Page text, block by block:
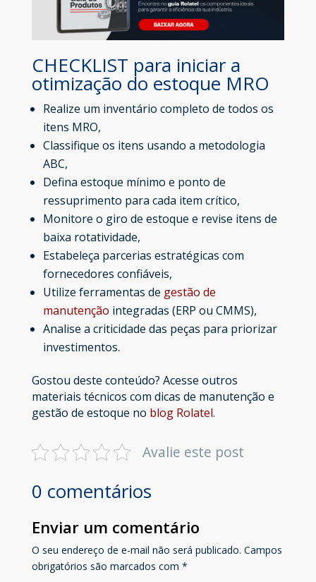
CHECKLIST para iniciar a
otimização do estoque MRO
Realize um inventário completo de todos os
itens MRO,
Classifique os itens usando a metodologia
ABC,
Defina estoque mínimo e ponto de
ressuprimento para cada item crítico,
Monitore o giro de estoque e revise itens de
baixa rotatividade,
Estabeleça parcerias estratégicas com
fornecedores confiáveis,
Utilize ferramentas de gestão de
manutenção integradas (ERP ou CMMS),
Analise a criticidade das peças para priorizar
investimentos.
Gostou deste conteúdo? Acesse outros
materiais técnicos com dicas de manutenção e
gestão de estoque no blog Rolatel.
Avalie este post
0 comentários
Enviar um comentário
O seu endereço de e-mail não será publicado. Campos
obrigatórios são marcados com *